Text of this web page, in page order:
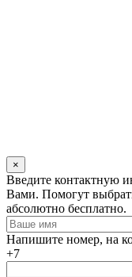
×
Оставьте
это
поле
пустым
Введите контактную
Вами. Помогут
абсолютно бесплатно.
Напишите номер, на
+7